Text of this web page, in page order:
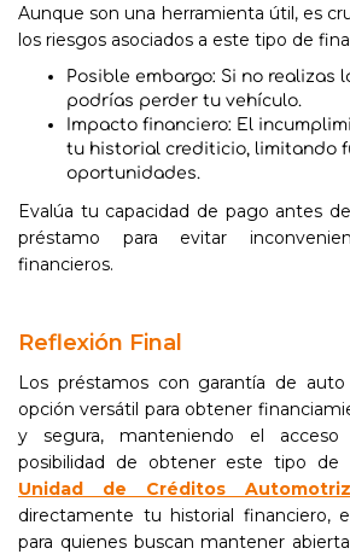
Aunque son una herramienta útil, es
los riesgos asociados a este tipo de
Posible embargo: Si no realizas
podrías perder tu vehículo.
Impacto financiero: El
tu historial crediticio, limitando
oportunidades.
Evalúa tu capacidad de pago antes
préstamo para evitar
financieros.
Reflexión Final
Los préstamos con garantía de
opción versátil para obtener
y segura, manteniendo el
posibilidad de obtener este tipo de
Unidad de Créditos Automotriz
directamente tu historial financiero,
para quienes buscan mantener